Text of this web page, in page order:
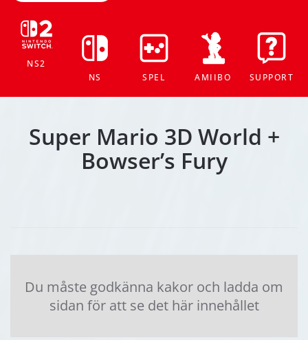
NS2
NS
SPEL AMIIBO SUPPORT
Super Mario 3D World +
Bowser’s Fury
Du måste godkänna kakor och ladda om
sidan för att se det här innehållet